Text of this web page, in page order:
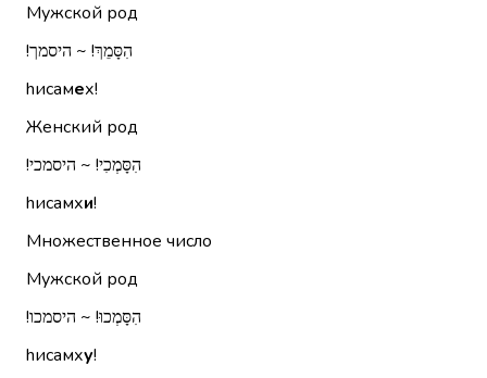
Мужской род
הִסָּמֵךְ!‏ ~ היסמך!‏
hисамех!
Женский род
הִסָּמְכִי!‏ ~ היסמכי!‏
hисамхи!
Множественное число
Мужской род
הִסָּמְכוּ!‏ ~ היסמכו!‏
hисамху!